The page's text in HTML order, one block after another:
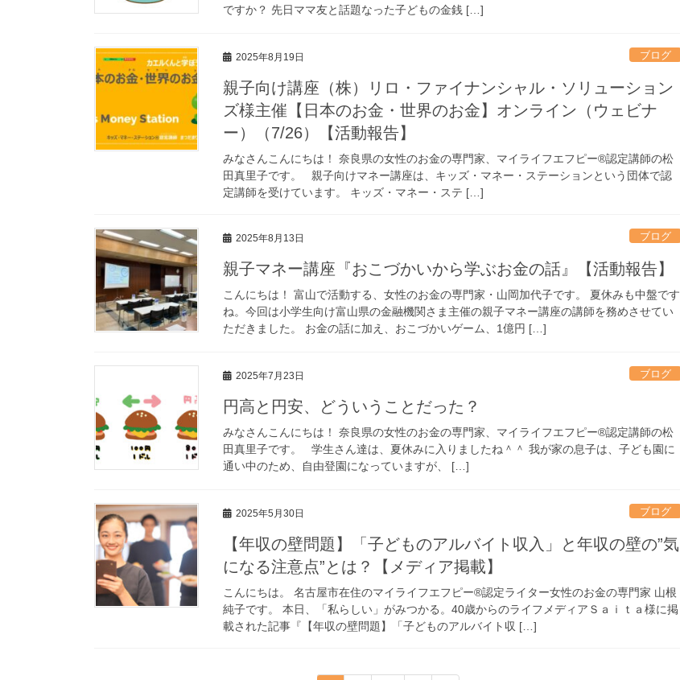
ですか？ 先日ママ友と話題なった子どもの金銭 […]
2025年8月19日 ブログ
親子向け講座（株）リロ・ファイナンシャル・ソリューション
ズ様主催【日本のお金・世界のお金】オンライン（ウェビナ
ー）（7/26）【活動報告】
みなさんこんにちは！ 奈良県の女性のお金の専門家、マイライフエフピー®認定講師の松
田真里子です。 親子向けマネー講座は、キッズ・マネー・ステーションという団体で認
定講師を受けています。 キッズ・マネー・ステ […]
2025年8月13日 ブログ
親子マネー講座『おこづかいから学ぶお金の話』【活動報告】
こんにちは！ 富山で活動する、女性のお金の専門家・山岡加代子です。 夏休みも中盤です
ね。今回は小学生向け富山県の金融機関さま主催の親子マネー講座の講師を務めさせてい
ただきました。 お金の話に加え、おこづかいゲーム、1億円 […]
2025年7月23日 ブログ
円高と円安、どういうことだった？
みなさんこんにちは！ 奈良県の女性のお金の専門家、マイライフエフピー®認定講師の松
田真里子です。 学生さん達は、夏休みに入りましたね＾＾ 我が家の息子は、子ども園に
通い中のため、自由登園になっていますが、 […]
2025年5月30日 ブログ
【年収の壁問題】「子どものアルバイト収入」と年収の壁の”気
になる注意点”とは？【メディア掲載】
こんにちは。 名古屋市在住のマイライフエフピー®認定ライター女性のお金の専門家 山根
純子です。 本日、「私らしい」がみつかる。40歳からのライフメディアＳａｉｔａ様に掲
載された記事『【年収の壁問題】「子どものアルバイト収 […]